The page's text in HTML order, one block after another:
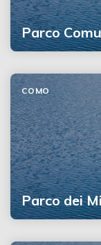
Parco
Parco dei
COMO